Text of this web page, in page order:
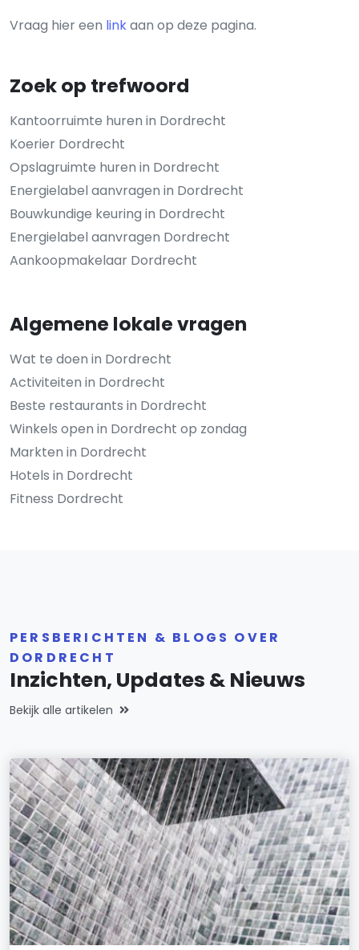
Vraag hier een linkaan op deze pagina.
Zoek op trefwoord
Kantoorruimte huren in Dordrecht
Koerier Dordrecht
Opslagruimte huren in Dordrecht
Energielabel aanvragen in Dordrecht
Bouwkundige keuring in Dordrecht
Energielabel aanvragen Dordrecht
Aankoopmakelaar Dordrecht
Algemene lokale vragen
Wat te doen in Dordrecht
Activiteiten in Dordrecht
Beste restaurants in Dordrecht
Winkels open in Dordrecht op zondag
Markten in Dordrecht
Hotels in Dordrecht
Fitness Dordrecht
PERSBERICHTEN & BLOGS OVER
DORDRECHT
Inzichten, Updates & Nieuws
Bekijk alle artikelen